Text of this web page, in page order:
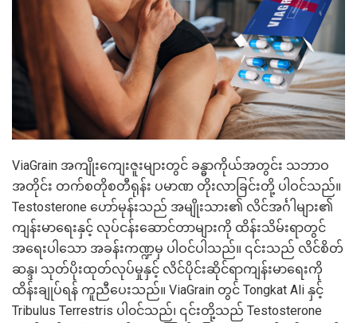
ViaGrain အကျိုးကျေးဇူးများတွင် ခန္ဓာကိုယ်အတွင်း သဘာဝ
အတိုင်း တက်စတိုစတီရုန်း ပမာဏ တိုးလာခြင်းတို့ ပါဝင်သည်။
Testosterone ဟော်မုန်းသည် အမျိုးသား၏ လိင်အင်္ဂါများ၏
ကျန်းမာရေးနှင့် လုပ်ငန်းဆောင်တာများကို ထိန်းသိမ်းရာတွင်
အရေးပါသော အခန်းကဏ္ဍမှ ပါဝင်ပါသည်။ ၎င်းသည် လိင်စိတ်
ဆန္ဒ၊ သုတ်ပိုးထုတ်လုပ်မှုနှင့် လိင်ပိုင်းဆိုင်ရာကျန်းမာရေးကို
ထိန်းချုပ်ရန် ကူညီပေးသည်။ ViaGrain တွင် Tongkat Ali နှင့်
Tribulus Terrestris ပါ၀င်သည်၊ ၎င်းတို့သည် Testosterone